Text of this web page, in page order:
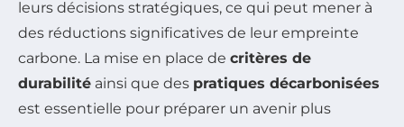
leurs décisions stratégiques, ce qui peut mener à
des réductions significatives de leur empreinte
carbone. La mise en place de critères de
durabilité ainsi que des pratiques décarbonisées
est essentielle pour préparer un avenir plus